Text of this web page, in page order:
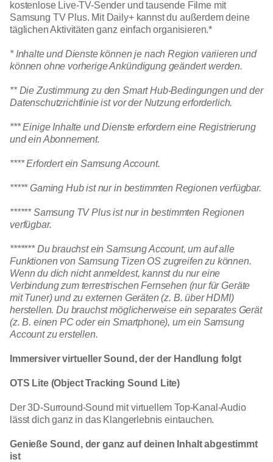
kostenlose Live-TV-Sender und tausende Filme mit
Samsung TV Plus. Mit Daily+ kannst du außerdem deine
täglichen Aktivitäten ganz einfach organisieren.*
* Inhalte und Dienste können je nach Region variieren und
können ohne vorherige Ankündigung geändert werden.
** Die Zustimmung zu den Smart Hub-Bedingungen und der
Datenschutzrichtlinie ist vor der Nutzung erforderlich.
*** Einige Inhalte und Dienste erfordern eine Registrierung
und ein Abonnement.
**** Erfordert ein Samsung Account.
***** Gaming Hub ist nur in bestimmten Regionen verfügbar.
****** Samsung TV Plus ist nur in bestimmten Regionen
verfügbar.
******* Du brauchst ein Samsung Account, um auf alle
Funktionen von Samsung Tizen OS zugreifen zu können.
Wenn du dich nicht anmeldest, kannst du nur eine
Verbindung zum terrestrischen Fernsehen (nur für Geräte
mit Tuner) und zu externen Geräten (z. B. über HDMI)
herstellen. Du brauchst möglicherweise ein separates Gerät
(z. B. einen PC oder ein Smartphone), um ein Samsung
Account zu erstellen.
Immersiver virtueller Sound, der der Handlung folgt
OTS Lite (Object Tracking Sound Lite)
Der 3D-Surround-Sound mit virtuellem Top-Kanal-Audio
lässt dich ganz in das Klangerlebnis eintauchen.
Genieße Sound, der ganz auf deinen Inhalt abgestimmt
ist